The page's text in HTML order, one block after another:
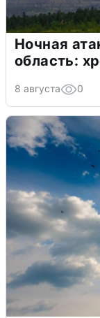
Ночная
область:
8 августа 0